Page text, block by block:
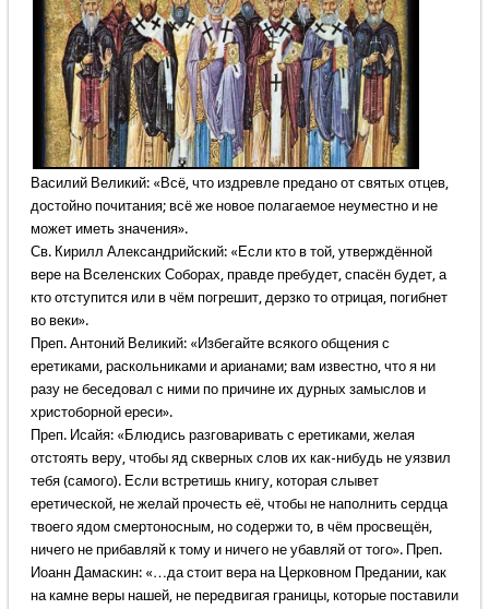
Василий Великий: «Всё, что издревле предано от святых отцев,
достойно почитания; всё же новое полагаемое неуместно и не
может иметь значения».
Св. Кирилл Александрийский: «Если кто в той, утверждённой
вере на Вселенских Соборах, правде пребудет, спасён будет, а
кто отступится или в чём погрешит, дерзко то отрицая, погибнет
во веки».
Преп. Антоний Великий: «Избегайте всякого общения с
еретиками, раскольниками и арианами; вам известно, что я ни
разу не беседовал с ними по причине их дурных замыслов и
христоборной ереси».
Преп. Исайя: «Блюдись разговаривать с еретиками, желая
отстоять веру, чтобы яд скверных слов их как-нибудь не уязвил
тебя (самого). Если встретишь книгу, которая слывет
еретической, не желай прочесть её, чтобы не наполнить сердца
твоего ядом смертоносным, но содержи то, в чём просвещён,
ничего не прибавляй к тому и ничего не убавляй от того». Преп.
Иоанн Дамаскин: «…да стоит вера на Церковном Предании, как
на камне веры нашей, не передвигая границы, которые поставили